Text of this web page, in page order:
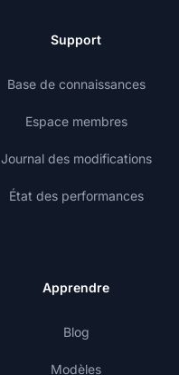
Support
Base de connaissances
Espace membres
Journal des modifications
État des performances
Apprendre
Blog
Modèles